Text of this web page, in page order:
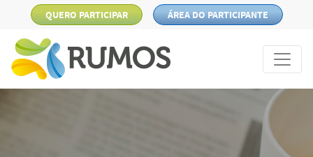
QUERO PARTICIPAR ÁREA DO PARTICIPANTE